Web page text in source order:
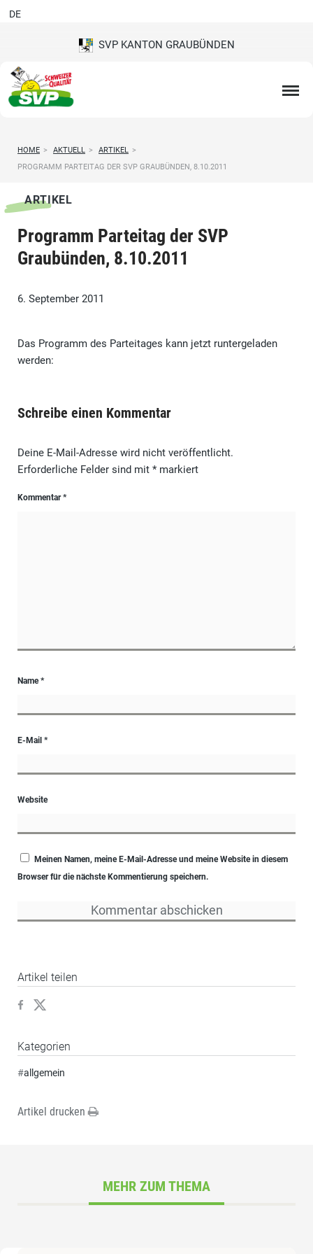
SVP KANTON GRAUBÜNDEN
DE
HOME > AKTUELL > ARTIKEL >
PROGRAMM PARTEITAG DER SVP GRAUBÜNDEN, 8.10.2011
ARTIKEL
Programm Parteitag der SVP
Graubünden, 8.10.2011
6. September 2011
Das Programm des Parteitages kann jetzt runtergeladen
werden:
Schreibe einen Kommentar
Deine E-Mail-Adresse wird nicht veröffentlicht.
Erforderliche Felder sind mit *markiert
Kommentar*
Name*
E-Mail *
Website
Meinen Namen, meine E-Mail-Adresse und meine Website in diesem
Browser für die nächste Kommentierung speichern.
Artikel teilen
Kategorien
#allgemein
Artikel drucken
MEHR ZUM THEMA